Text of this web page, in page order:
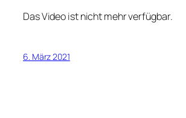
Das Video ist nicht mehr verfügbar.
6. März 2021